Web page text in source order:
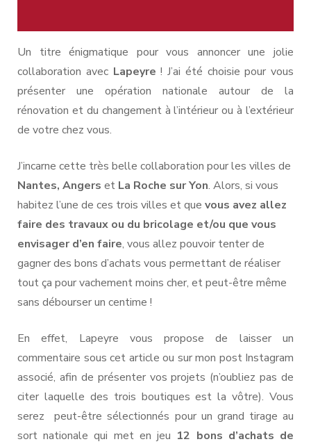
Un titre énigmatique pour vous annoncer une jolie
collaboration avec Lapeyre ! J’ai été choisie pour vous
présenter une opération nationale autour de la
rénovation et du changement à l’intérieur ou à l’extérieur
de votre chez vous.
J’incarne cette très belle collaboration pour les villes de
Nantes, Angers et La Roche sur Yon. Alors, si vous
habitez l’une de ces trois villes et que vous avez allez
faire des travaux ou du bricolage et/ou que vous
envisager d’en faire, vous allez pouvoir tenter de
gagner des bons d’achats vous permettant de réaliser
tout ça pour vachement moins cher, et peut-être même
sans débourser un centime !
En effet, Lapeyre vous propose de laisser un
commentaire sous cet article ou sur mon post Instagram
associé, afin de présenter vos projets (n’oubliez pas de
citer laquelle des trois boutiques est la vôtre). Vous
serez peut-être sélectionnés pour un grand tirage au
sort nationale qui met en jeu 12 bons d’achats de